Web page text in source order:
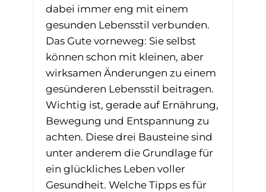
dabei immer eng mit einem
gesunden Lebensstil verbunden.
Das Gute vorneweg: Sie selbst
können schon mit kleinen, aber
wirksamen Änderungen zu einem
gesünderen Lebensstil beitragen.
Wichtig ist, gerade auf Ernährung,
Bewegung und Entspannung zu
achten. Diese drei Bausteine sind
unter anderem die Grundlage für
ein glückliches Leben voller
Gesundheit. Welche Tipps es für